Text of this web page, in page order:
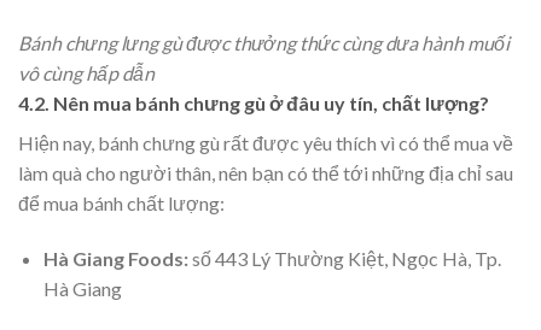
Bánh chưng lưng gù được thưởng thức cùng dưa hành muối
vô cùng hấp dẫn
4.2. Nên mua bánh chưng gù ở đâu uy tín, chất lượng?
Hiện nay, bánh chưng gù rất được yêu thích vì có thể mua về
làm quà cho người thân, nên bạn có thể tới những địa chỉ sau
để mua bánh chất lượng:
Hà Giang Foods:số 443 Lý Thường Kiệt, Ngọc Hà, Tp.
Hà Giang